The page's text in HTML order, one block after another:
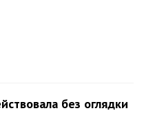
без оглядки